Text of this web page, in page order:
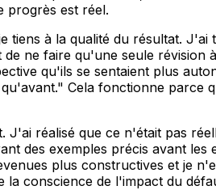
progrès est réel.
tiens à la qualité du résultat.
ne faire qu'une seule révision
qu'ils se sentaient plus
Cela fonctionne parce
J'ai réalisé que ce n'était pas
des exemples précis avant
plus constructives et je
conscience de l'impact du